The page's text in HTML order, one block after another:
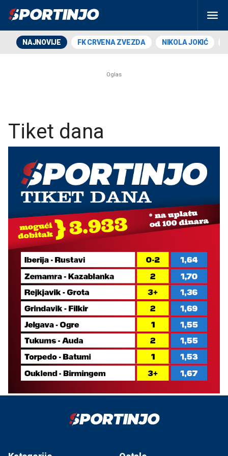
NAJNOVIJE FK CRVENA ZVEZDA NIKOLA JOKIĆ
Tiket dana